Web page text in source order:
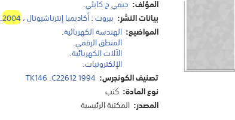
المؤلف: جيمي ج كايثي.
بيانات النشر: بيروت:أكاديميا إنترناشيونال،2004
.
المواضيع: الهندسة الكهربائية.
المنطق الرقمي.
الآلات الكهربائية.
الإلكترونيات.
تصنيف الكونجرس: TK146 .C22612 1994
نوع المادة: كتب
المصدر: المكتبة الرئيسية